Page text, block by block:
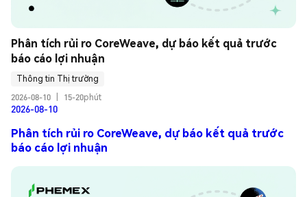
Phân tích rủi ro CoreWeave, dự báo kết quả trước
báo cáo lợi nhuận
Thông tin Thị trường
2026-08-10
15-20phút
2026-08-10
Phân tích rủi ro CoreWeave, dự báo kết quả trước
báo cáo lợi nhuận